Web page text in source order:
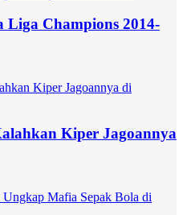
Liga Champions 2014-
Kiper Jagoannya